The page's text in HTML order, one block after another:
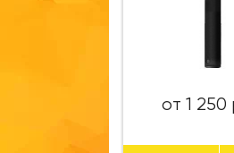
от 1 250